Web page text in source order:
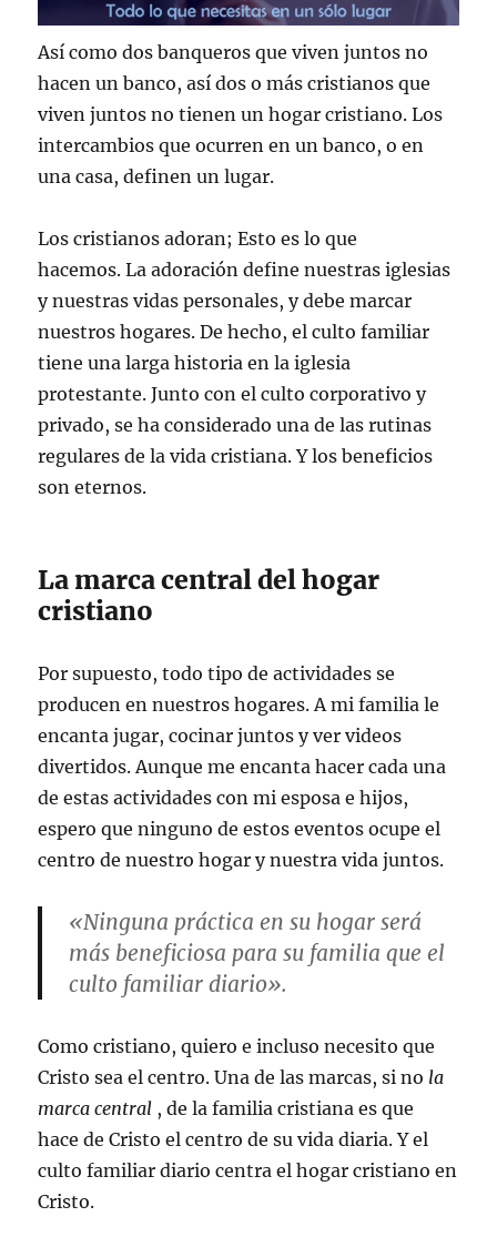
Así como dos banqueros que viven juntos no
hacen un banco, así dos o más cristianos que
viven juntos no tienen un hogar cristiano. Los
intercambios que ocurren en un banco, o en
una casa, definen un lugar.
Los cristianos adoran; Esto es lo que
hacemos. La adoración define nuestras iglesias
y nuestras vidas personales, y debe marcar
nuestros hogares. De hecho, el culto familiar
tiene una larga historia en la iglesia
protestante. Junto con el culto corporativo y
privado, se ha considerado una de las rutinas
regulares de la vida cristiana. Y los beneficios
son eternos.
La marca central del hogar
cristiano
Por supuesto, todo tipo de actividades se
producen en nuestros hogares. A mi familia le
encanta jugar, cocinar juntos y ver videos
divertidos. Aunque me encanta hacer cada una
de estas actividades con mi esposa e hijos,
espero que ninguno de estos eventos ocupe el
centro de nuestro hogar y nuestra vida juntos.
«Ninguna práctica en su hogar será
más beneficiosa para su familia que el
culto familiar diario».
Como cristiano, quiero e incluso necesito que
Cristo sea el centro. Una de las marcas, si no la
marca central , de la familia cristiana es que
hace de Cristo el centro de su vida diaria. Y el
culto familiar diario centra el hogar cristiano en
Cristo.